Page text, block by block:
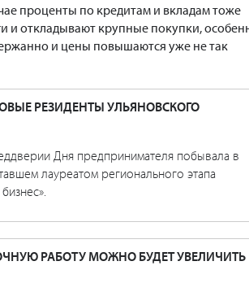
проценты по кредитам и вкладам тоже
и откладывают крупные покупки,
и цены повышаются уже не так
РЕЗИДЕНТЫ УЛЬЯНОВСКОГО
Дня предпринимателя побывала в
лауреатом регионального этапа
РАБОТУ МОЖНО БУДЕТ УВЕЛИЧИТЬ